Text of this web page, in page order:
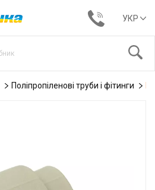
УКР
Поліпропіленові труби і фітинги